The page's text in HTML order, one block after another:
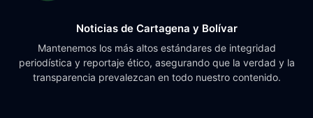
Noticias de Cartagena y Bolívar
Mantenemos los más altos estándares de integridad
periodística y reportaje ético, asegurando que la verdad y la
transparencia prevalezcan en todo nuestro contenido.